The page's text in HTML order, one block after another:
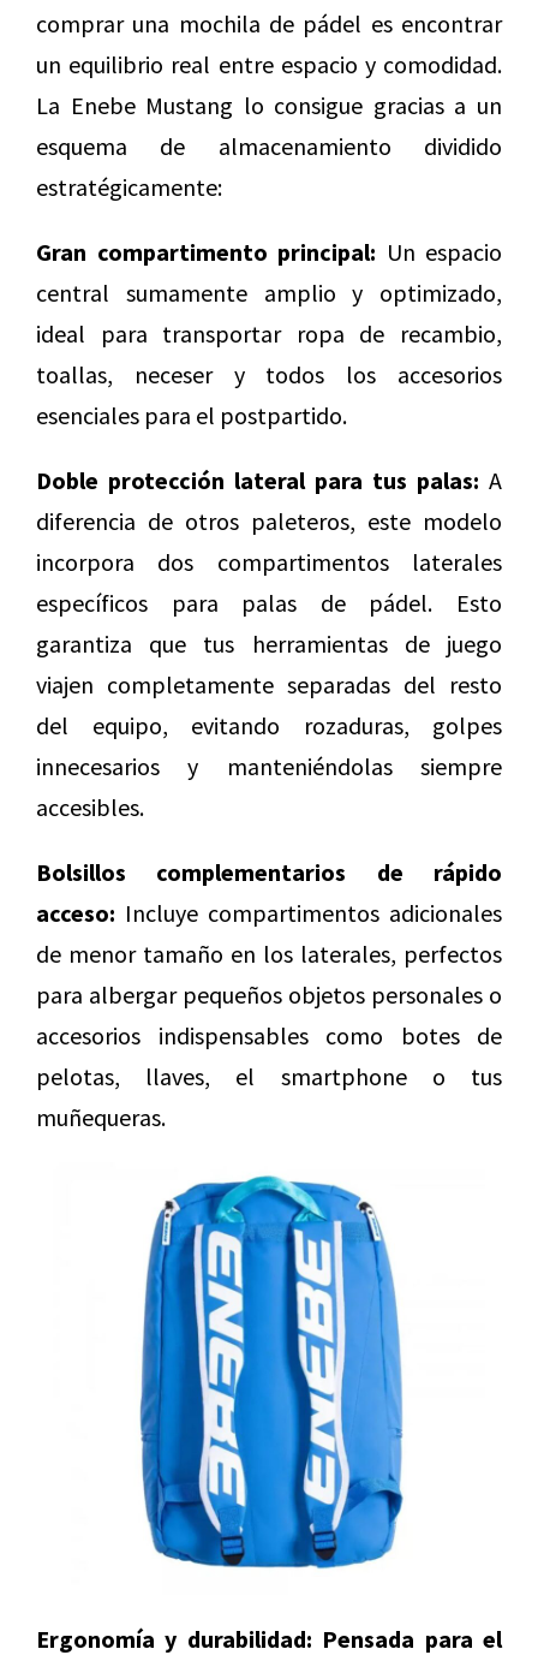
comprar una mochila de pádel es encontrar
un equilibrio real entre espacio y comodidad.
La Enebe Mustang lo consigue gracias a un
esquema de almacenamiento dividido
estratégicamente:
Gran compartimento principal: Un espacio
central sumamente amplio y optimizado,
ideal para transportar ropa de recambio,
toallas, neceser y todos los accesorios
esenciales para el postpartido.
Doble protección lateral para tus palas: A
diferencia de otros paleteros, este modelo
incorpora dos compartimentos laterales
específicos para palas de pádel. Esto
garantiza que tus herramientas de juego
viajen completamente separadas del resto
del equipo, evitando rozaduras, golpes
innecesarios y manteniéndolas siempre
accesibles.
Bolsillos complementarios de rápido
acceso: Incluye compartimentos adicionales
de menor tamaño en los laterales, perfectos
para albergar pequeños objetos personales o
accesorios indispensables como botes de
pelotas, llaves, el smartphone o tus
muñequeras.
Ergonomía y durabilidad: Pensada para el